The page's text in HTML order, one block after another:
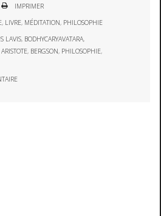
IMPRIMER
, LIVRE, MÉDITATION, PHILOSOPHIE
LAVIS, BODHYCARYAVATARA,
ARISTOTE, BERGSON, PHILOSOPHIE,